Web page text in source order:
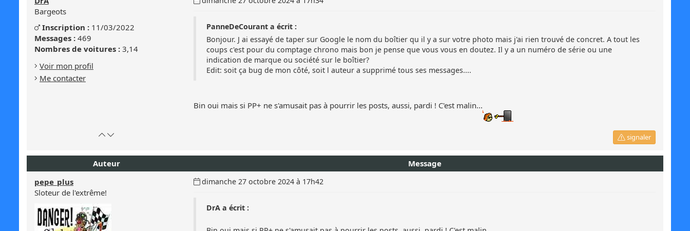
Bargeots
Genre
:
Masculin
Masculin
Inscription : 11/03/2022
Messages : 469
Nombres de voitures : 3,14
Voir mon profil
Me contacter
PanneDeCourant a écrit :
Bonjour. J ai essayé de taper sur Google le nom du boîtier qu il y a sur votre photo mais j'ai rien trouvé de concret. A tout les
coups c'est pour du comptage chrono mais bon je pense que vous vous en doutez. Il y a un numéro de série ou une
indication de marque ou société sur le boîtier?
Edit: soit ça bug de mon côté, soit l auteur a supprimé tous ses messages....
Bin oui mais si PP+ ne s'amusait pas à pourrir les posts, aussi, pardi ! C'est malin...
signaler
Retour
haut
de
Atteindre
bas
de
Auteur
Message
pepe_plus
Sloteur de l'extrême!
Date
dimanche 27 octobre 2024 à 17h42
DrA a écrit :